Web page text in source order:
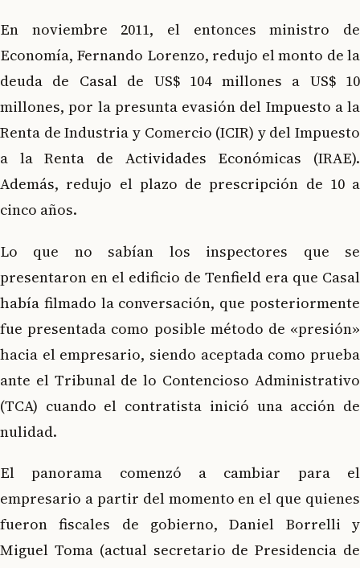
En noviembre 2011, el entonces ministro de
Economía, Fernando Lorenzo, redujo el monto de la
deuda de Casal de US$ 104 millones a US$ 10
millones, por la presunta evasión del Impuesto a la
Renta de Industria y Comercio (ICIR) y del Impuesto
a la Renta de Actividades Económicas (IRAE).
Además, redujo el plazo de prescripción de 10 a
cinco años.
Lo que no sabían los inspectores que se
presentaron en el edificio de Tenfield era que Casal
había filmado la conversación, que posteriormente
fue presentada como posible método de «presión»
hacia el empresario, siendo aceptada como prueba
ante el Tribunal de lo Contencioso Administrativo
(TCA) cuando el contratista inició una acción de
nulidad.
El panorama comenzó a cambiar para el
empresario a partir del momento en el que quienes
fueron fiscales de gobierno, Daniel Borrelli y
Miguel Toma (actual secretario de Presidencia de